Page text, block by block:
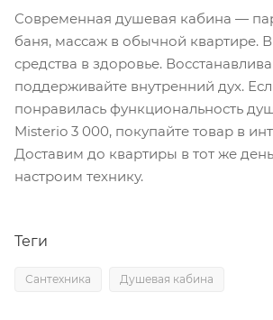
Современная душевая кабина —
баня, массаж в обычной квартире.
средства в здоровье.
поддерживайте внутренний дух.
понравилась функциональность
Misterio 3 000, покупайте товар в
Доставим до квартиры в тот же
настроим технику.
Теги
Сантехника Душевая кабина